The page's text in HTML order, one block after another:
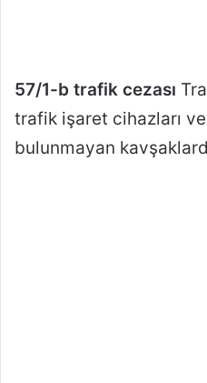
57/1-b trafik cezası
trafik işaret cihazları
bulunmayan